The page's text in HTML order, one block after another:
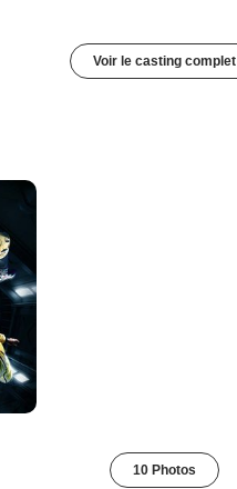
Voir le casting complet
10 Photos